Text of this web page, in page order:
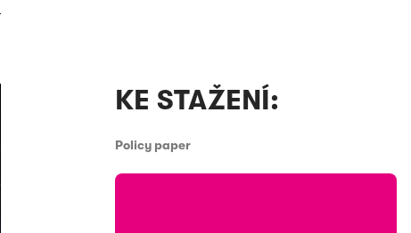
KE STAŽENÍ:
Policy paper